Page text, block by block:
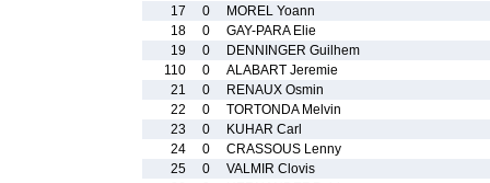
17
0
MOREL Yoann
18
0
GAY-PARA Elie
19
0
DENNINGER Guilhem
110
0
ALABART Jeremie
21
0
RENAUX Osmin
22
0
TORTONDA Melvin
23
0
KUHAR Carl
24
0
CRASSOUS Lenny
25
0
VALMIR Clovis